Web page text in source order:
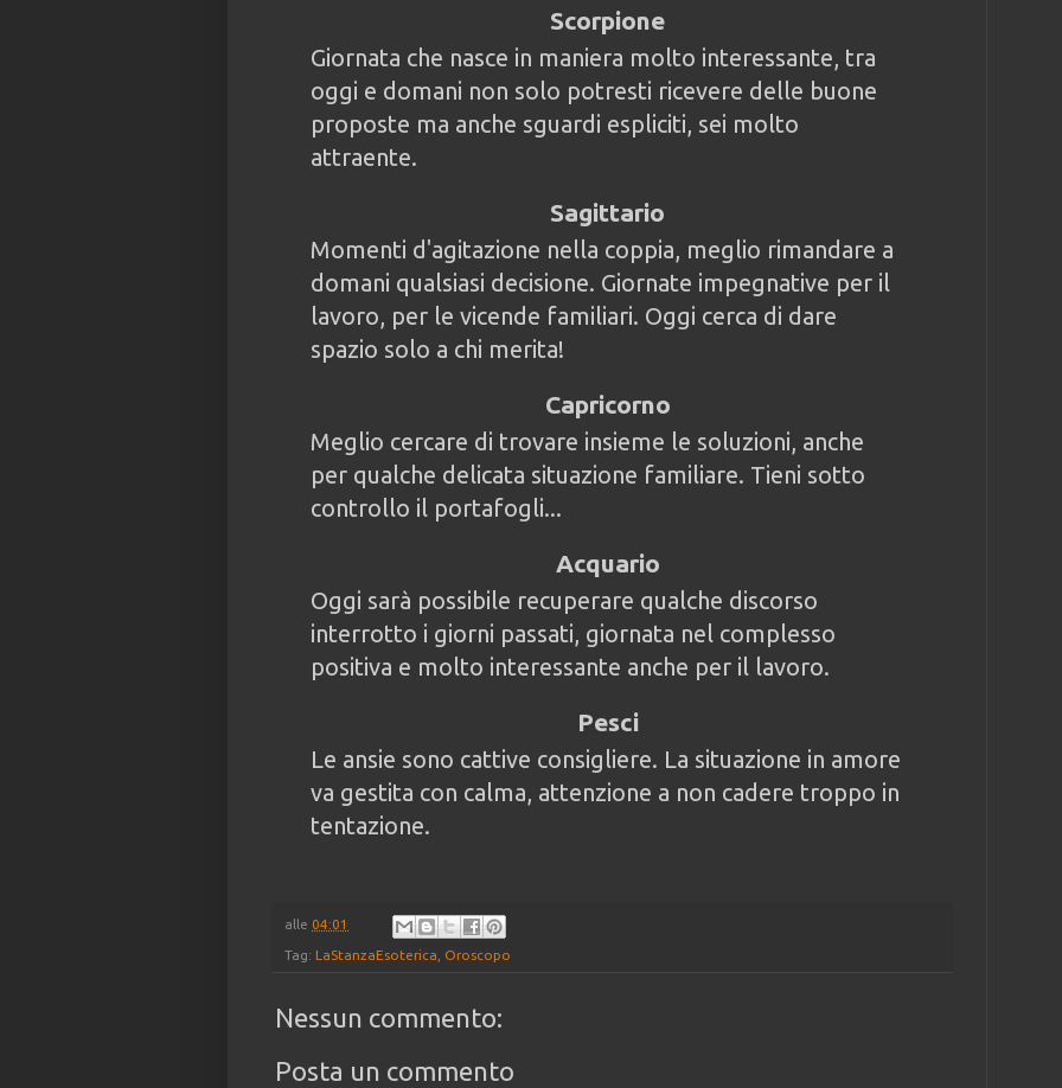
Scorpione
Giornata che nasce in maniera molto interessante, tra
oggi e domani non solo potresti ricevere delle buone
proposte ma anche sguardi espliciti, sei molto
attraente.
Sagittario
Momenti d'agitazione nella coppia, meglio rimandare a
domani qualsiasi decisione. Giornate impegnative per il
lavoro, per le vicende familiari. Oggi cerca di dare
spazio solo a chi merita!
Capricorno
Meglio cercare di trovare insieme le soluzioni, anche
per qualche delicata situazione familiare. Tieni sotto
controllo il portafogli...
Acquario
Oggi sarà possibile recuperare qualche discorso
interrotto i giorni passati, giornata nel complesso
positiva e molto interessante anche per il lavoro.
Pesci
Le ansie sono cattive consigliere. La situazione in amore
va gestita con calma, attenzione a non cadere troppo in
tentazione.
alle 04:01
Tag: LaStanzaEsoterica Oroscopo
Nessun commento:
Posta un commento